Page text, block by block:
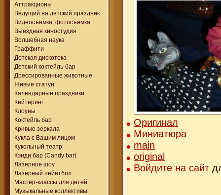
Аттракционы
Ведущий на детский праздник
Видеосъёмка, фотосъемка
Выездная киностудия
Волшебная наука
Граффити
Детская дискотека
Детский коктейль-бар
Дрессированные животные
Живые статуи
Календарные праздники
Кейтеринг
Клоуны
Коктейль бар
Кривые зеркала
Кукла с Вашим лицом
Кукольный театр
Кэнди бар (Candy bar)
Лазерное шоу
Лазерный пейнтбол
Мастер-классы для детей
Музыкальные коллективы
Оригинал
Миниатюра
main
original
Войдите на сайт